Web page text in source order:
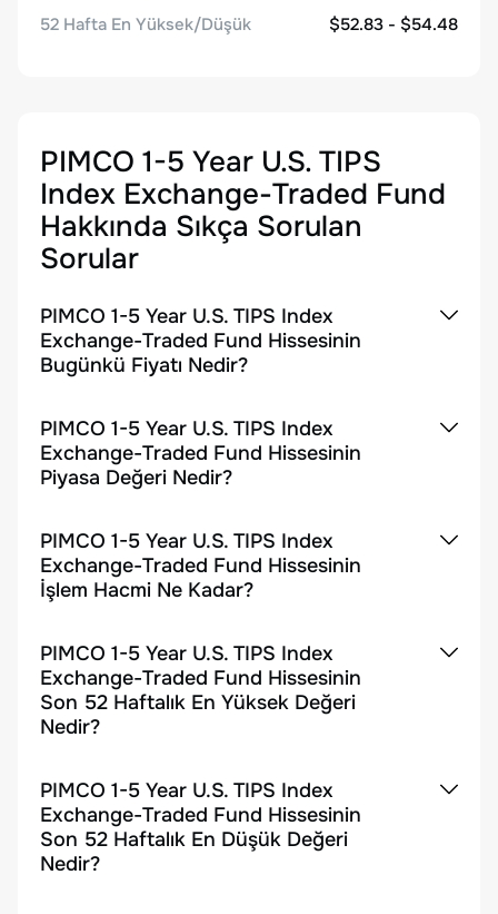
52 Hafta En Yüksek/Düşük
$52.83 - $54.48
PIMCO 1-5 Year U.S. TIPS
Index Exchange-Traded Fund
Hakkında Sıkça Sorulan
Sorular
PIMCO 1-5 Year U.S. TIPS Index
Exchange-Traded Fund Hissesinin
Bugünkü Fiyatı Nedir?
PIMCO 1-5 Year U.S. TIPS Index
Exchange-Traded Fund Hissesinin
Piyasa Değeri Nedir?
PIMCO 1-5 Year U.S. TIPS Index
Exchange-Traded Fund Hissesinin
İşlem Hacmi Ne Kadar?
PIMCO 1-5 Year U.S. TIPS Index
Exchange-Traded Fund Hissesinin
Son 52 Haftalık En Yüksek Değeri
Nedir?
PIMCO 1-5 Year U.S. TIPS Index
Exchange-Traded Fund Hissesinin
Son 52 Haftalık En Düşük Değeri
Nedir?